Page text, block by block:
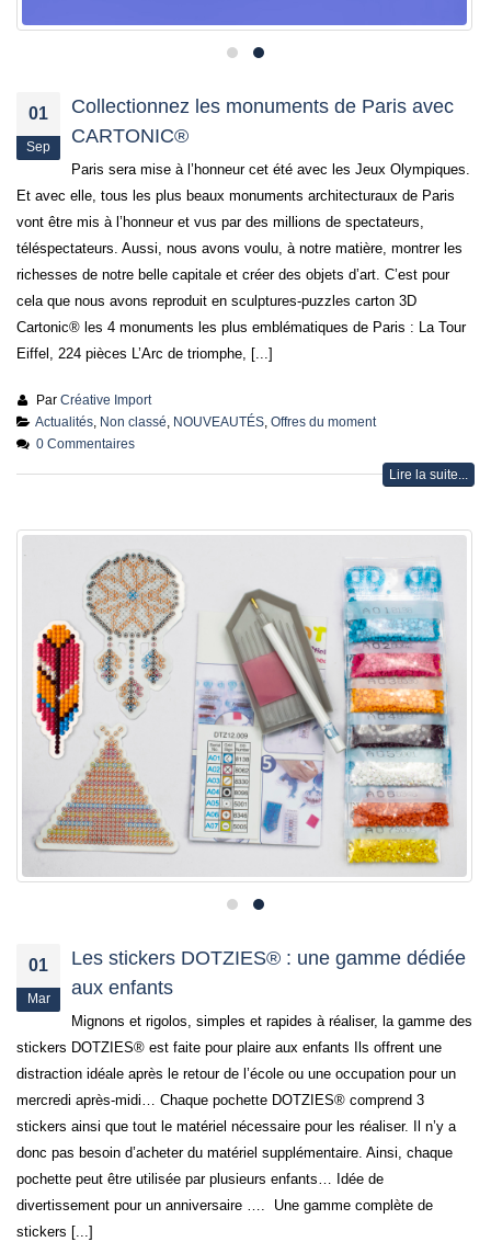
01
Sep
Collectionnez les monuments de Paris avec
CARTONIC®
Paris sera mise à l’honneur cet été avec les Jeux Olympiques.
Et avec elle, tous les plus beaux monuments architecturaux de Paris
vont être mis à l’honneur et vus par des millions de spectateurs,
téléspectateurs. Aussi, nous avons voulu, à notre matière, montrer les
richesses de notre belle capitale et créer des objets d’art. C’est pour
cela que nous avons reproduit en sculptures-puzzles carton 3D
Cartonic® les 4 monuments les plus emblématiques de Paris : La Tour
Eiffel, 224 pièces L’Arc de triomphe, [...]
Par Créative Import
Actualités, Non classé NOUVEAUTÉS, Offres du moment
0 Commentaires
Lire la suite...
01
Mar
Les stickers DOTZIES® : une gamme dédiée
aux enfants
Mignons et rigolos, simples et rapides à réaliser, la gamme des
stickers DOTZIES® est faite pour plaire aux enfants Ils offrent une
distraction idéale après le retour de l’école ou une occupation pour un
mercredi après-midi… Chaque pochette DOTZIES® comprend 3
stickers ainsi que tout le matériel nécessaire pour les réaliser. Il n’y a
donc pas besoin d’acheter du matériel supplémentaire. Ainsi, chaque
pochette peut être utilisée par plusieurs enfants… Idée de
divertissement pour un anniversaire …. Une gamme complète de
stickers [...]